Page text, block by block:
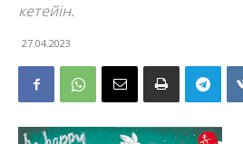
кетейін.
27.04.2023